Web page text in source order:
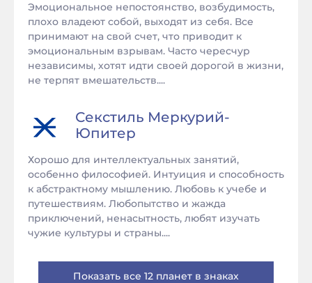
Эмоциональное непостоянство, возбудимость,
плохо владеют собой, выходят из себя. Все
принимают на свой счет, что приводит к
эмоциональным взрывам. Часто чересчур
независимы, хотят идти своей дорогой в жизни,
не терпят вмешательств....
Секстиль Меркурий-
Юпитер
Хорошо для интеллектуальных занятий,
особенно философией. Интуиция и способность
к абстрактному мышлению. Любовь к учебе и
путешествиям. Любопытство и жажда
приключений, ненасытность, любят изучать
чужие культуры и страны....
Показать все 12 планет в знаках